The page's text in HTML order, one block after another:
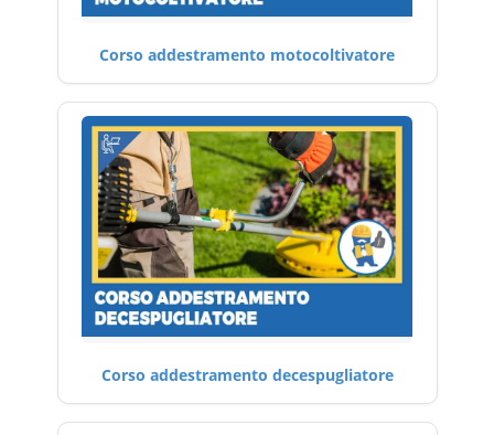
Corso addestramento motocoltivatore
Corso addestramento decespugliatore